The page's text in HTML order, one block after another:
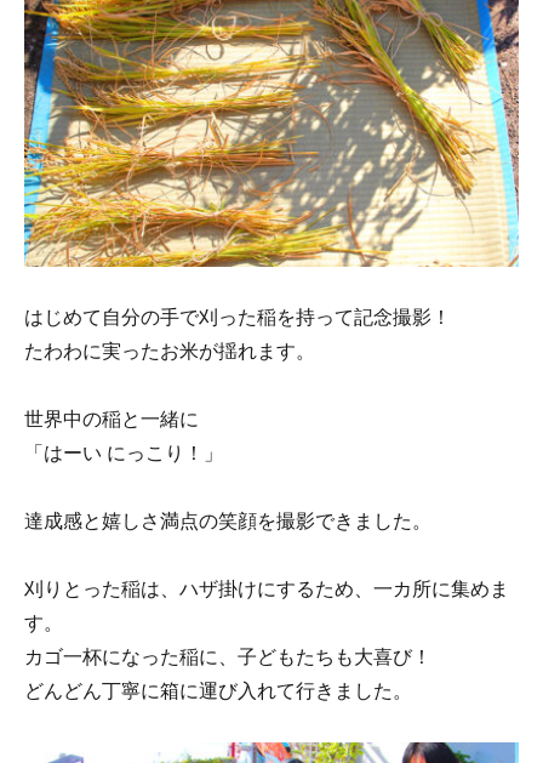
はじめて自分の手で刈った稲を持って記念撮影！
たわわに実ったお米が揺れます。
世界中の稲と一緒に
「はーい にっこり！」
達成感と嬉しさ満点の笑顔を撮影できました。
刈りとった稲は、ハザ掛けにするため、一カ所に集めま
す。
カゴ一杯になった稲に、子どもたちも大喜び！
どんどん丁寧に箱に運び入れて行きました。